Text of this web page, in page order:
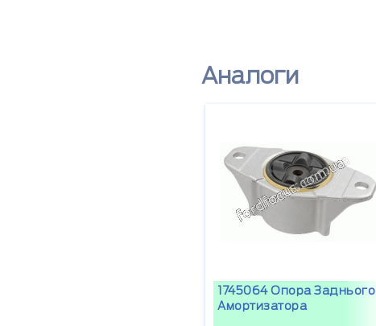
Аналоги
1745064 Опора Заднього
Амортизатора